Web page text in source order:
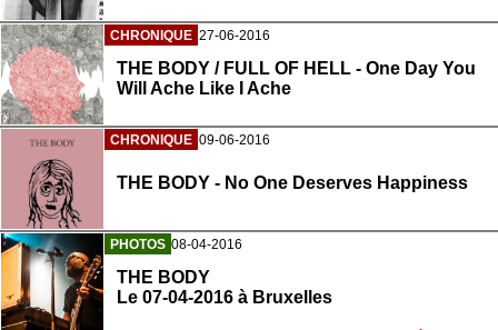
CHRONIQUE 27-06-2016
THE BODY / FULL OF HELL - One Day You
Will Ache Like I Ache
CHRONIQUE 09-06-2016
THE BODY - No One Deserves Happiness
PHOTOS 08-04-2016
THE BODY
Le 07-04-2016 à Bruxelles